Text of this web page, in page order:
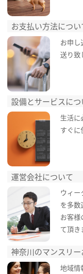
お支払い方法につい
お申し
送り致
設備とサービスにつ
生活に
すぐに
運営会社について
ウィ
を多数
お客様
て頂き
神奈川のマンスリ
地域情